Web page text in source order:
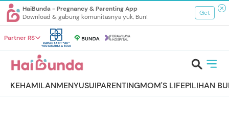
HaiBunda - Pregnancy & Parenting App
Download & gabung komunitasnya yuk, Bun!
Get
Partner RS
KEHAMILANMENYUSUIPARENTINGMOM'S LIFEPILIHAN